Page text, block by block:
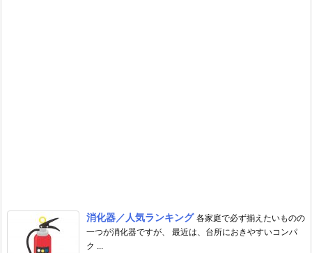
消化器／人気ランキング 各家庭で必ず揃えたいものの
一つが消化器ですが、 最近は、台所におきやすいコンパ
ク ...